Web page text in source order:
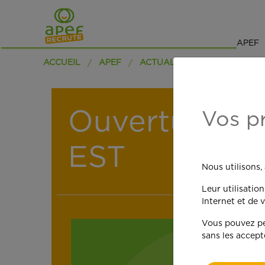
APEF
ACCUEIL APEF ACTUALITÉS
Ouverture
EST
Vos
Nous
Leur
Internet et de
Vous pouvez
sans les